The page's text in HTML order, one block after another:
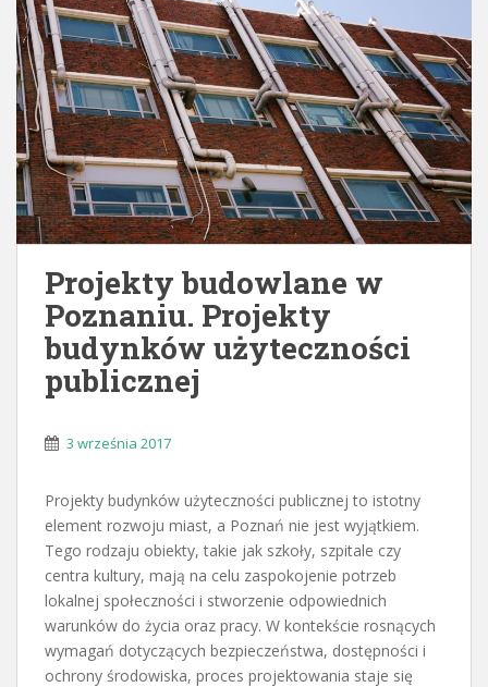
Projekty budowlane w
Poznaniu. Projekty
budynków użyteczności
publicznej
3 września 2017
Projekty budynków użyteczności publicznej to istotny
element rozwoju miast, a Poznań nie jest wyjątkiem.
Tego rodzaju obiekty, takie jak szkoły, szpitale czy
centra kultury, mają na celu zaspokojenie potrzeb
lokalnej społeczności i stworzenie odpowiednich
warunków do życia oraz pracy. W kontekście rosnących
wymagań dotyczących bezpieczeństwa, dostępności i
ochrony środowiska, proces projektowania staje się